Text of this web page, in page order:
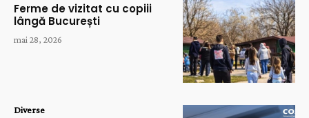
Ferme de vizitat cu copiii
lângă București
mai 28, 2026
Diverse